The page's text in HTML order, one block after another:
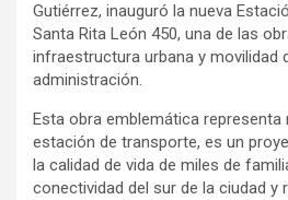
Gutiérrez, inauguró la nueva
Santa Rita León 450, una de las
infraestructura urbana y movilidad
administración.
Esta obra emblemática
estación de transporte, es un
la calidad de vida de miles de
conectividad del sur de la ciudad y